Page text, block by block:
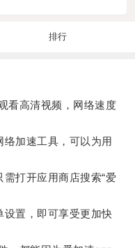
排行
高清视频，网络速度
加速工具，可以为用
打开应用商店搜索“爱
置，即可享受更加快